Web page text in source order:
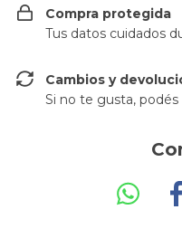
Compra protegida
Tus datos cuidados
Cambios y
Si no te gusta,